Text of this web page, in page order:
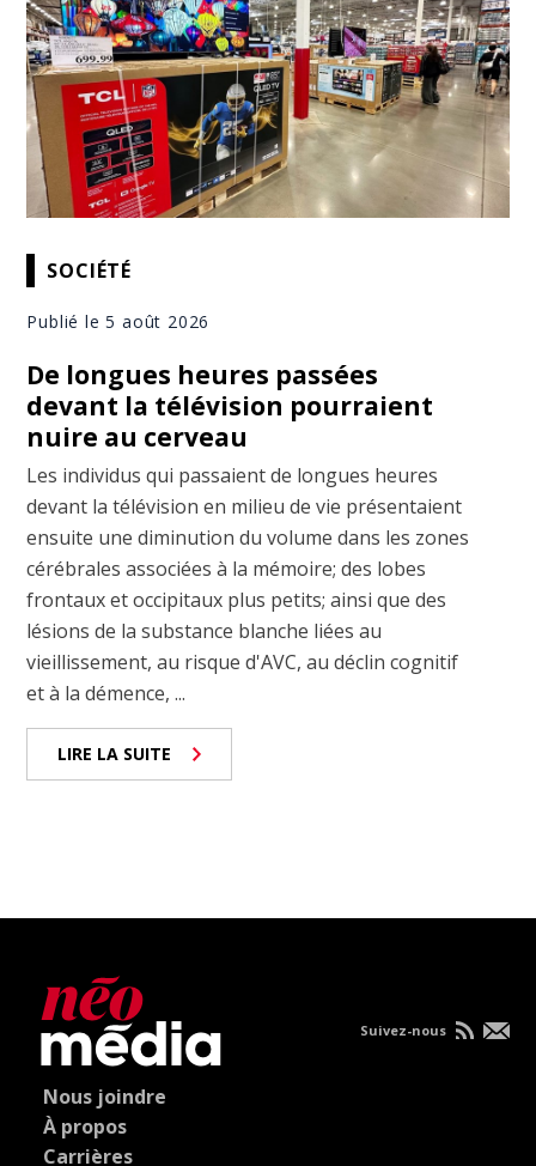
SOCIÉTÉ
Publié le 5 août 2026
De longues heures passées
devant la télévision pourraient
nuire au cerveau
Les individus qui passaient de longues heures
devant la télévision en milieu de vie présentaient
ensuite une diminution du volume dans les zones
cérébrales associées à la mémoire; des lobes
frontaux et occipitaux plus petits; ainsi que des
lésions de la substance blanche liées au
vieillissement, au risque d'AVC, au déclin cognitif
et à la démence, ...
LIRE LA SUITE
Nous joindre
À propos
Carrières
Suivez-nous